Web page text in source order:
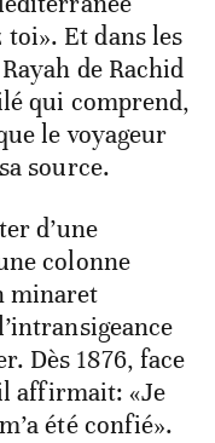
Et dans les
de Rachid
qui comprend,
le voyageur
source.
d’une
colonne
minaret
Dès 1876, face
affirmait: «Je
été confié».